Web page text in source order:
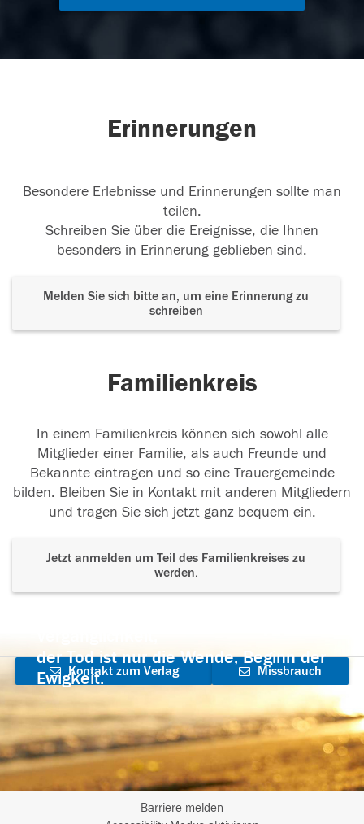
Erinnerungen
Besondere Erlebnisse und Erinnerungen sollte man
teilen.
Schreiben Sie über die Ereignisse, die Ihnen
besonders in Erinnerung geblieben sind.
Melden Sie sich bitte an, um eine Erinnerung zu
schreiben
Familienkreis
In einem Familienkreis können sich sowohl alle
Mitglieder einer Familie, als auch Freunde und
Bekannte eintragen und so eine Trauergemeinde
bilden. Bleiben Sie in Kontakt mit anderen Mitgliedern
und tragen Sie sich jetzt ganz bequem ein.
Jetzt anmelden um Teil des Familienkreises zu
werden.
der Tod ist nur die Wende, Beginn der
Ewigkeit.
Kontakt zum Verlag
aufnehmen
Missbrauch
Barriere melden